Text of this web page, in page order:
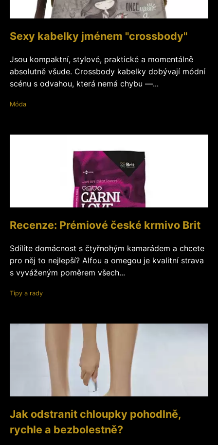
Sexy kabelky jménem "crossbody"
Jsou kompaktní, stylové, praktické a momentálně
absolutně všude. Crossbody kabelky dobývají módní
scénu s odvahou, která nemá chybu —...
Móda
Recenze: Prémiové české krmivo Brit
Sdílíte domácnost s čtyřnohým kamarádem a chcete
pro něj to nejlepší? Alfou a omegou je kvalitní strava
s vyváženým poměrem všech...
Tipy a rady
Jak odstranit chloupky pohodlně,
rychle a bezbolestně?